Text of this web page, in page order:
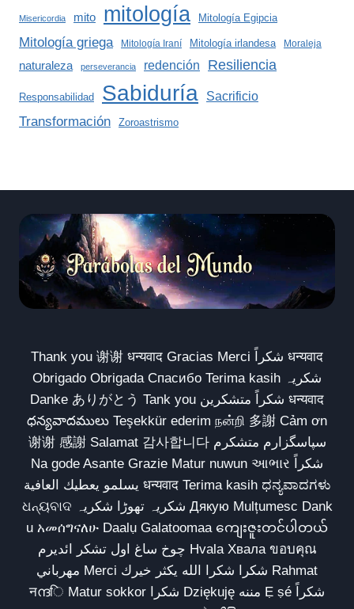
Misericordia mito mitología Mitología Egipcia
Mitología griega Mitología Iraní Mitología irlandesa Moraleja
naturaleza perseverancia redención Resiliencia
Responsabilidad Sabiduría Sacrificio
Transformación Zoroastrismo
Thank you 谢谢 धन्यवाद Gracias Merci شكراً धन्यवाद
Obrigado Obrigada Спасибо Terima kasih شکریہ
Danke ありがとう Tank you شكراً متشكرين धन्यवाद
ధన్యవాదములు Teşekkür ederim நன்றி 多謝 Cảm ơn
谢谢 感謝 Salamat 감사합니다 سپاسگزارم متشکرم
Na gode Asante Grazie Matur nuwun આભાર شكراً
يسلمو يعطيك العافية धन्यवाद Terima kasih ಧನ್ಯವಾದಗಳು
ଧନ୍ୟବାଦ شکریہ تھوڑا شکریہ Дякую Mulțumesc Dank
u አመሰግናለሁ Daalụ Galatoomaa ကျေးဇူးတင်ပါတယ်
چوخ ساغ اول تشکر ائدیرم Hvala Хвала ขอบคุณ
مهرباني Merci شكرا شكرا الله يكثر خيرك Rahmat
नന്ദि Matur sokkor شكرا Dziękuję مننه Ẹ ṣé شكراً